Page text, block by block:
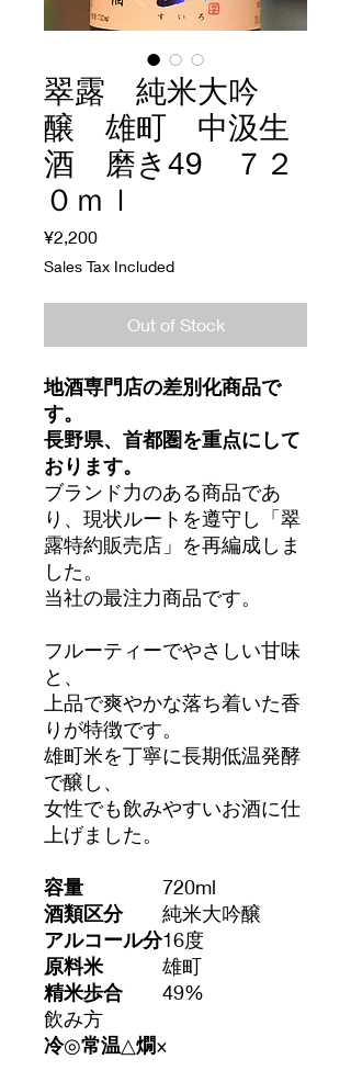
翠露 純米大吟
醸 雄町 中汲生
酒 磨き49 ７２
０ｍｌ
¥2,200Price
Sales Tax Included
Out of Stock
地酒専門店の差別化商品で
す。
長野県、首都圏を重点にして
おります。
ブランド力のある商品であ
り、現状ルートを遵守し「翠
露特約販売店」を再編成しま
した。
当社の最注力商品です。
フルーティーでやさしい甘味
と、
上品で爽やかな落ち着いた香
りが特徴です。
雄町米を丁寧に長期低温発酵
で醸し、
女性でも飲みやすいお酒に仕
上げました。
容量
720ml
酒類区分
純米大吟醸
アルコール分16度
原料米
雄町
精米歩合
49%
飲み方
冷◎常温△燗×